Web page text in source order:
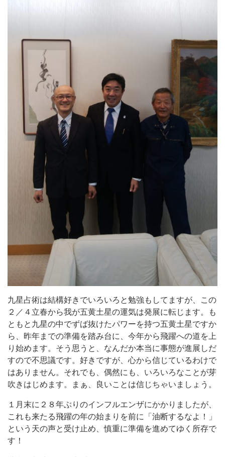
九星占術は結構好きでいろいろと勉強もしてますが、この
２／４立春から我が五黄土星の運気は発展に転じます。も
ともと九星の中でずば抜けたパワーを持つ五黄土星ですか
ら、昨年までの準備を踏み台に、今年から飛躍への道を上
り始めます。そう思うと、なんだか本当に事態が進展しだ
すので不思議です。好きですが、心から信じているわけで
はありません。それでも、偶然にも、いろいろなことが芽
吹きはじめます。まぁ、良いことは信じちゃいましょう。
１月末に２８年ぶりのインフルエンザにかかりましたが、
これも来たる飛躍の年の始まりを前に「油断するなよ！」
という天の声と受け止め、慎重に準備を進めてゆく所存で
す！